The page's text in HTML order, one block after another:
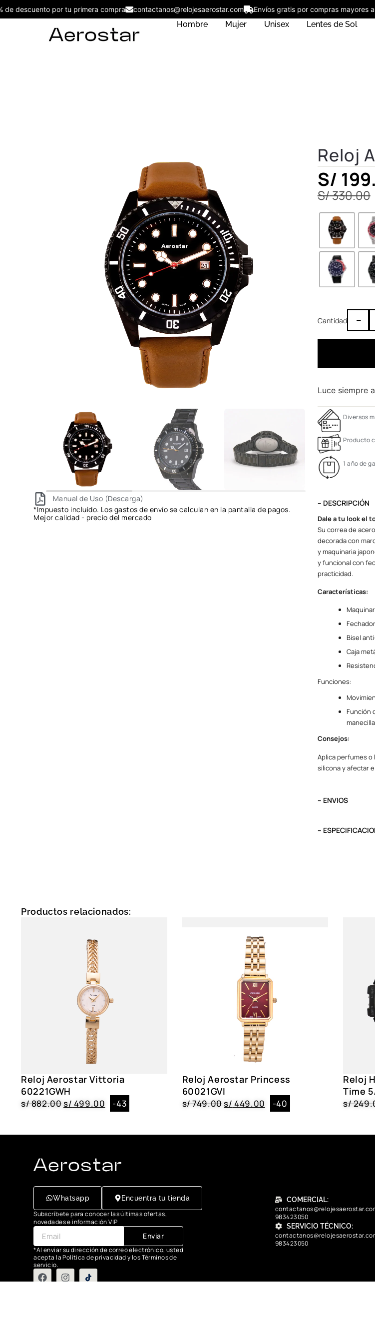
5% de descuento por tu primera compra contactanos@relojesaerostar.com Envíos gratis por compras
Hombre Mujer Unisex Lentes de Sol
Manual de Uso (Descarga)
*Impuesto incluido. Los gastos de envío se calculan en la pantalla de pagos.
Mejor calidad - precio del mercado
Reloj
S/330.00
S/
–
Luce siempre
Diversos
Producto
1 año de
– DESCRIPCIÓN
Dale a tu look el
Su correa de
decorada con
y maquinaria
y funcional con
practicidad.
Características:
Bisel
Caja
Funciones:
Función
Consejos:
Aplica perfumes
silicona y afectar
– ENVIOS
destino.
–
Productos relacionados:
Reloj Aerostar Vittoria
60221GWH
s/882.00s/ 499.00 -43
Reloj Aerostar Princess
60021GVI
s/749.00s/ 449.00 -40
Reloj
Time
s/
Whatsapp Encuentra tu tienda
Subscríbete para conocer las últimas ofertas,
novedades e información VIP
Enviar
*Al enviar su dirección de correo electrónico, usted
acepta la Política de privacidad y los Términos de
servicio.
COMERCIAL:
983423050
SERVICIO TÉCNICO:
983423050